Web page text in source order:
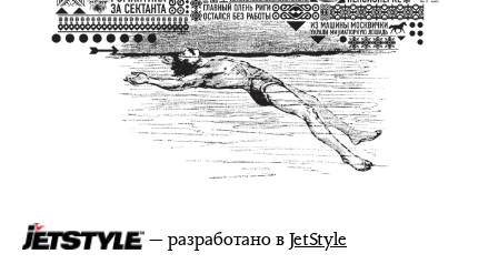
— разработано вJetStyle